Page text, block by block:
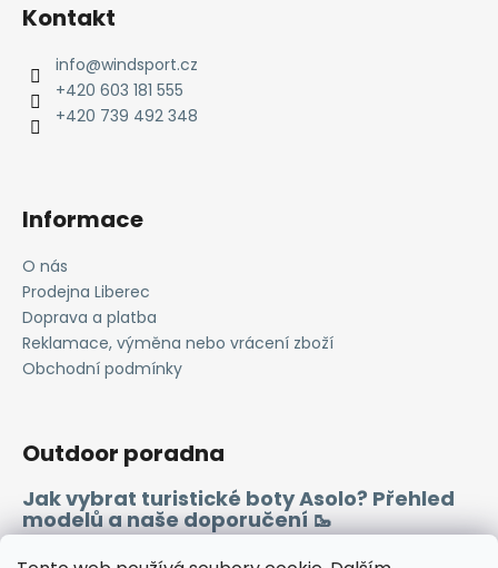
Kontakt
info@windsport.cz
+420 603 181 555
+420 739 492 348
Informace
O nás
Prodejna Liberec
Doprava a platba
Reklamace, výměna nebo vrácení zboží
Obchodní podmínky
Outdoor poradna
Jak vybrat turistické boty Asolo? Přehled
modelů a naše doporučení 🥾